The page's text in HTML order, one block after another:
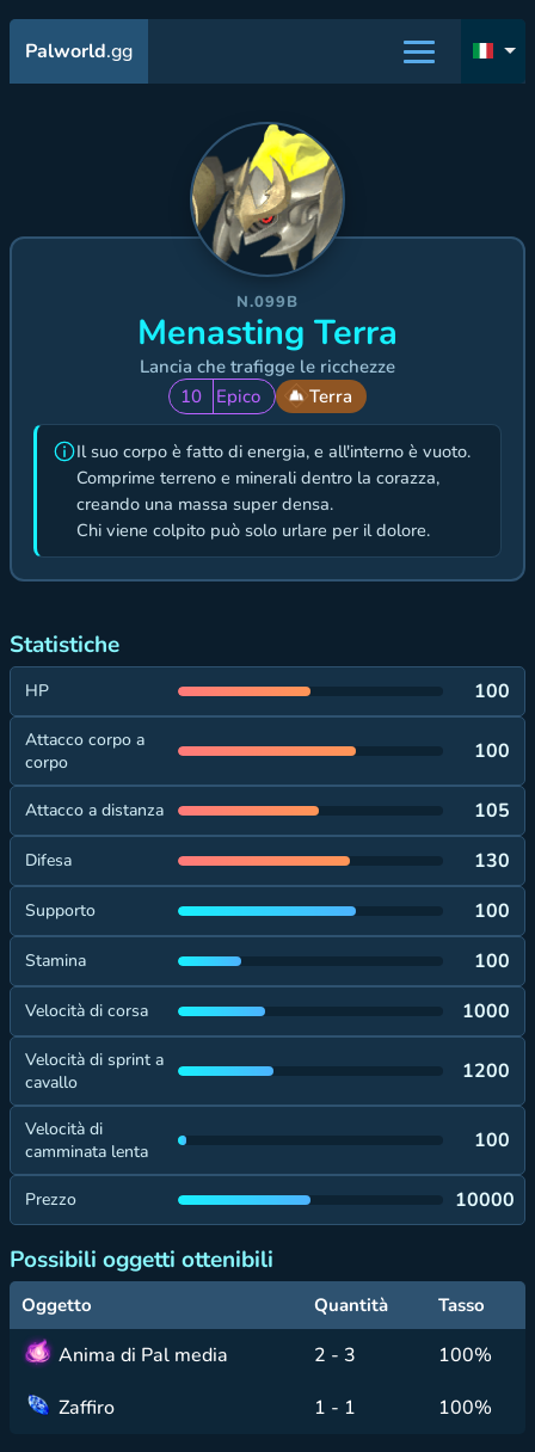
Palworld.gg
N.099B
Menasting Terra
Lancia che trafigge le ricchezze
10
Epico Terra
Il suo corpo è fatto di energia, e all'interno è vuoto.
Comprime terreno e minerali dentro la corazza,
creando una massa super densa.
Chi viene colpito può solo urlare per il dolore.
Statistiche
HP 100
Attacco corpo a
corpo
100
Attacco a distanza 105
Difesa 130
Supporto 100
Stamina 100
Velocità di corsa 1000
Velocità di sprint a
cavallo
1200
Velocità di
camminata lenta
100
Prezzo 10000
Possibili oggetti ottenibili
Oggetto Quantità Tasso
Anima di Pal media 2 - 3
100%
Zaffiro
1 - 1 100%